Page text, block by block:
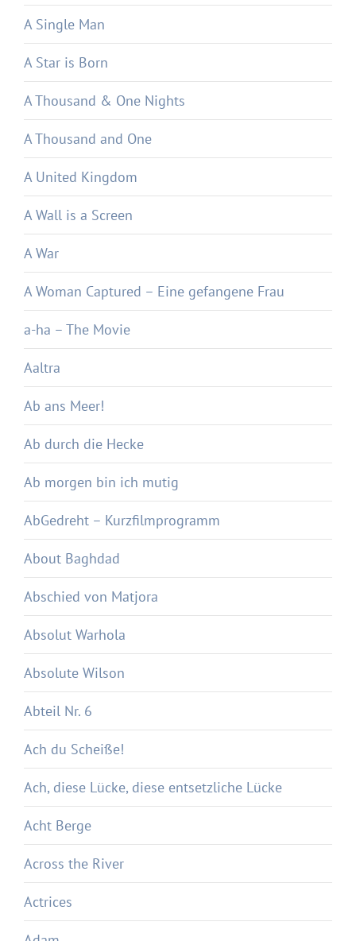
A Single Man
A Star is Born
A Thousand & One Nights
A Thousand and One
A United Kingdom
A Wall is a Screen
A War
A Woman Captured – Eine gefangene Frau
a-ha – The Movie
Aaltra
Ab ans Meer!
Ab durch die Hecke
Ab morgen bin ich mutig
AbGedreht – Kurzfilmprogramm
About Baghdad
Abschied von Matjora
Absolut Warhola
Absolute Wilson
Abteil Nr. 6
Ach du Scheiße!
Ach, diese Lücke, diese entsetzliche Lücke
Acht Berge
Across the River
Actrices